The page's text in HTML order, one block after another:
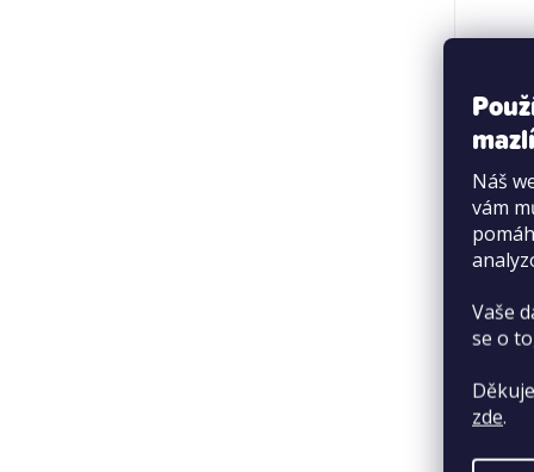
Náš
vám
Vaše
se o
zde.